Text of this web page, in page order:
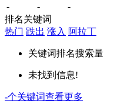
-
-
-
排名关键词
热门 跌出 涨入 阿拉丁
关键词排名搜索量
未找到信息!
-个关键词查看更多